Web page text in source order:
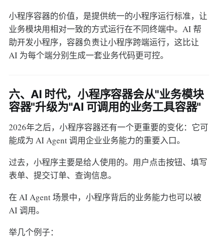
小程序容器的价值，是提供统一的小程序运行标准，让
业务模块用相对一致的方式运行在不同终端中。AI 帮
助开发小程序，容器负责让小程序跨端运行，这比让
AI 为每个端分别生成一套业务代码更可控。
六、AI 时代，小程序容器会从"业务模块
容器"升级为"AI 可调用的业务工具容器"
2026年之后，小程序容器还有一个更重要的变化：它可
能成为 AI Agent 调用企业业务能力的重要入口。
过去，小程序主要是给人使用的。用户点击按钮、填写
表单、提交订单、查询信息。
在 AI Agent 场景中，小程序背后的业务能力也可以被
AI 调用。
举几个例子：